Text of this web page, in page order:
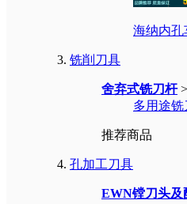
海纳内孔
铣削刀具
舍弃式铣刀杆>
多用途铣
推荐商品
孔加工刀具
EWN镗刀头及